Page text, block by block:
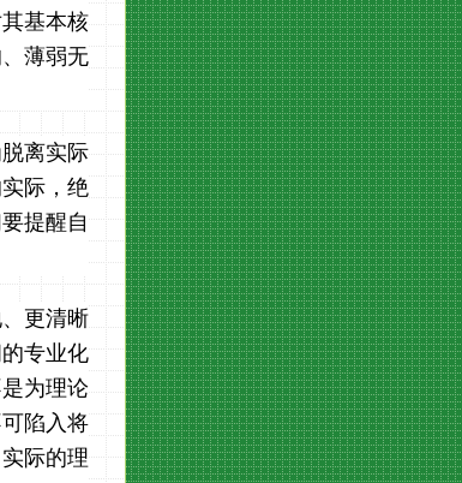
基本核
薄弱无
离实际
际，绝
提醒自
更清晰
专业化
为理论
陷入将
际的理